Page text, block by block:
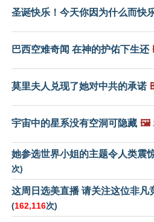
圣诞快乐！今天你因为什么而快
巴西空难奇闻 在神的护佑下生还
莫里夫人兑现了她对中共的承诺
宇宙中的星系没有空洞可隐藏 🖼️
她参选世界小姐的主题令人类震
次)
这周日选美直播 请关注这位非凡
(162,116次)